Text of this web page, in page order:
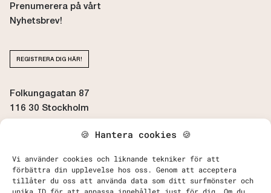
🍪 Hantera cookies 🍪
Vi använder cookies och liknande tekniker för att
förbättra din upplevelse hos oss. Genom att acceptera
tillåter du oss att använda data som ditt surfmönster och
unika ID för att anpassa innehållet just för dig. Om du
Prenumerera på vårt
Nyhetsbrev!
REGISTRERA DIG HÄR!
Folkungagatan 87
116 30 Stockholm